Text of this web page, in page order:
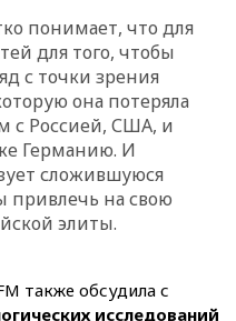
понимает, что для
для того, чтобы
с точки зрения
она потеряла
с Россией, США, и
Германию. И
сложившуюся
привлечь на свою
элиты.
также обсудила с
исследований